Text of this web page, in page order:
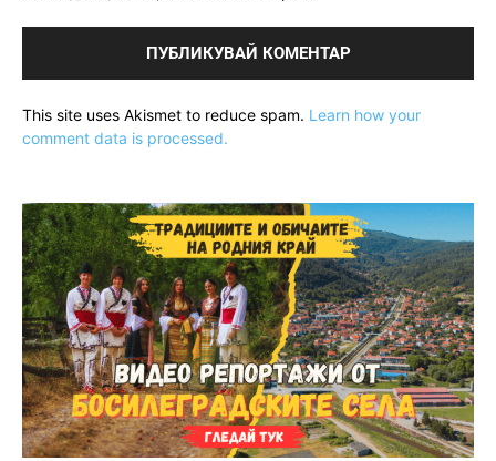
This site uses Akismet to reduce spam. Learn how your
comment data is processed.